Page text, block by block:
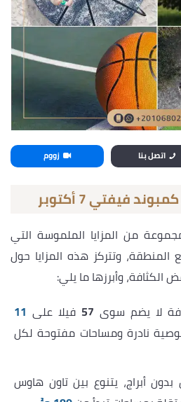
اتصل بنا زووم
فيفتي 7 أكتوبر
كمبوند فيفتي 7 مجموعة من المزايا الملموسة التي
وتتركز هذه المزايا حول
وأبرزها ما يلي:
لا يضم سوى 57 فيلا على 11
نادرة ومساحات مفتوحة لكل
أبراج، يتنوع بين تاون هاوس